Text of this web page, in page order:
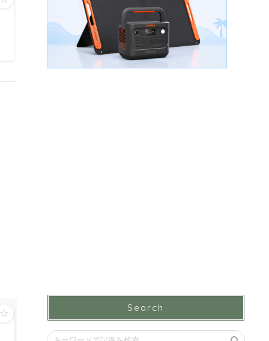
Search